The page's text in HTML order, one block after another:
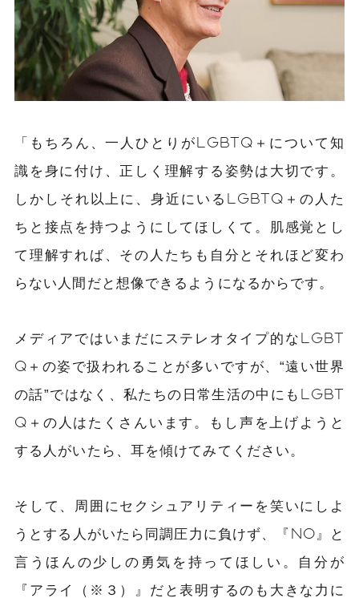
「もちろん、一人ひとりがLGBTQ＋について知
識を身に付け、正しく理解する姿勢は大切です。
しかしそれ以上に、身近にいるLGBTQ＋の人た
ちと接点を持つようにしてほしくて。肌感覚とし
て理解すれば、その人たちも自分とそれほど変わ
らない人間だと想像できるようになるからです。
メディアではいまだにステレオタイプ的なLGBT
Q＋の姿で扱われることが多いですが、“遠い世界
の話”ではなく、私たちの日常生活の中にもLGBT
Q＋の人はたくさんいます。もし声を上げようと
する人がいたら、耳を傾けてみてください。
そして、周囲にセクシュアリティーを笑いにしよ
うとする人がいたら同調圧力に負けず、『NO』と
言うほんの少しの勇気を持ってほしい。自分が
『アライ（※３）』だと表明するのも大きな力に